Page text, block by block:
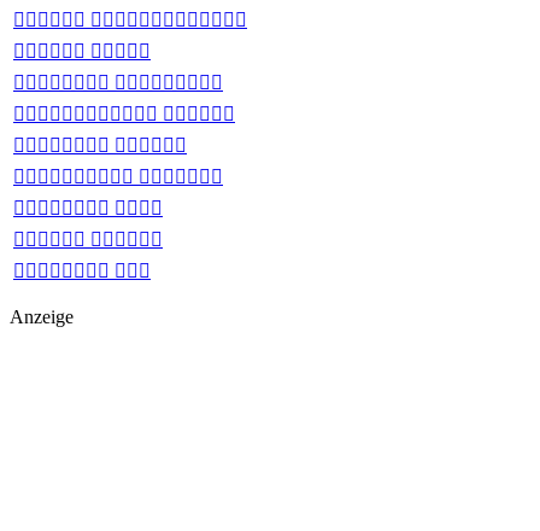
 
 
 
 
 
 
 
 
 
Anzeige